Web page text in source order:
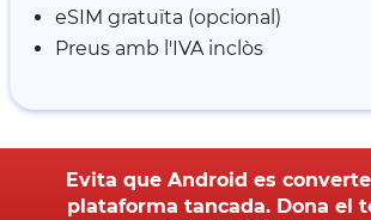
eSIM gratuïta (opcional)
Preus amb l'IVA inclòs
Evita que Android es
plataforma tancada. Dona el